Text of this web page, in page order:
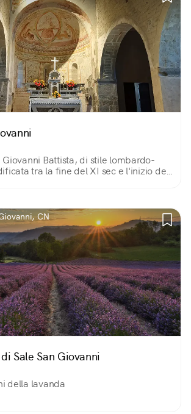
Giovanni Battista, di stile lombardo-
tra la fine del XI sec e l'inizio del
CN
Sale San Giovanni
della lavanda